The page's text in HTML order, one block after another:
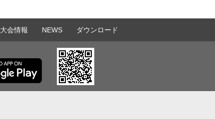
大会情報 NEWS ダウンロード